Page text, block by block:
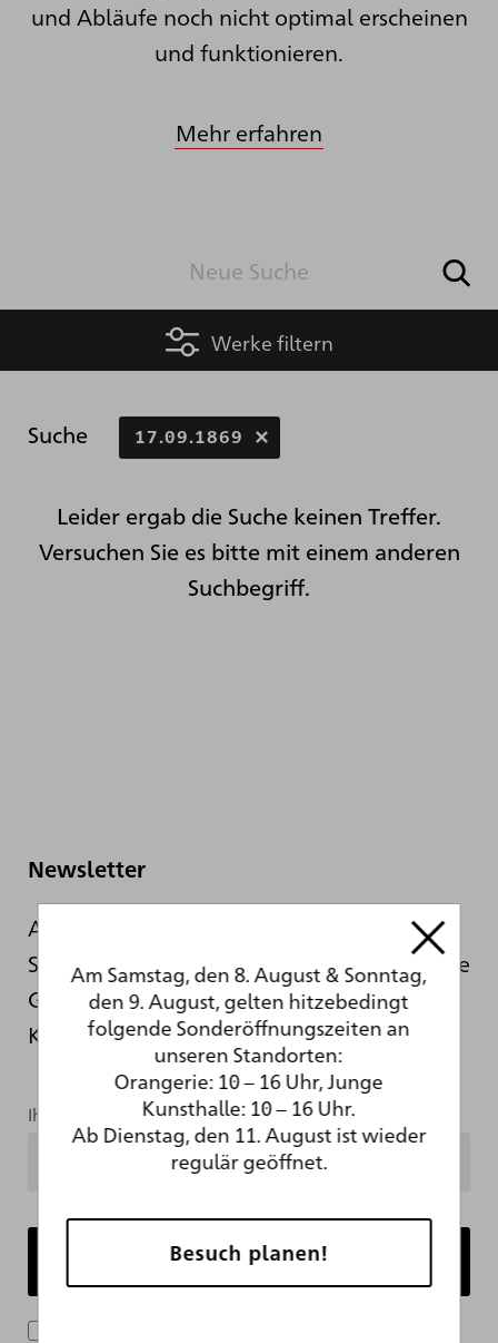
und Abläufe noch nicht optimal erscheinen
und funktionieren.
Mehr erfahren
Werke filtern
Suche 17.09.1869
Leider ergab die Suche keinen Treffer.
Versuchen Sie es bitte mit einem anderen
Suchbegriff.
Newsletter
Auch während der sanierungsbedingten
Schließung informieren wir Sie hier über die
Geschehnisse hinter den Kulissen der
Kunsthalle.
Ihre Mailadresse
Am Samstag, den 8. August & Sonntag,
den 9. August, gelten hitzebedingt
folgende Sonderöffnungszeiten an
unseren Standorten:
Orangerie: 10 – 16 Uhr, Junge
Kunsthalle: 10 – 16 Uhr.
Ab Dienstag, den 11. August ist wieder
regulär geöffnet.
Besuch planen!